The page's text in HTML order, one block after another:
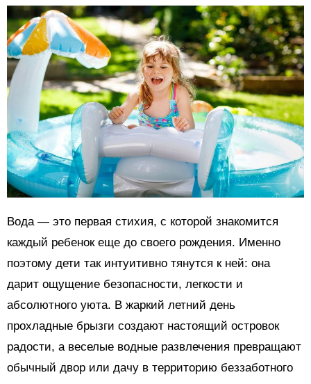
Вода — это первая стихия, с которой знакомится
каждый ребенок еще до своего рождения. Именно
поэтому дети так интуитивно тянутся к ней: она
дарит ощущение безопасности, легкости и
абсолютного уюта. В жаркий летний день
прохладные брызги создают настоящий островок
радости, а веселые водные развлечения превращают
обычный двор или дачу в территорию беззаботного